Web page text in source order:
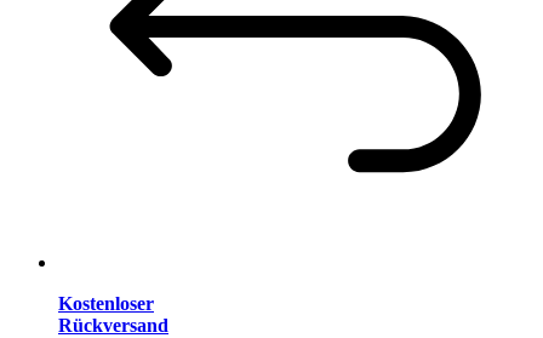
Kostenloser
Rückversand